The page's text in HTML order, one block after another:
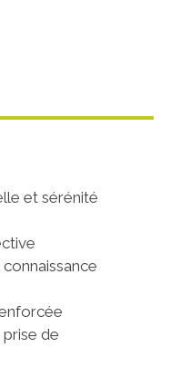
et sérénité
de